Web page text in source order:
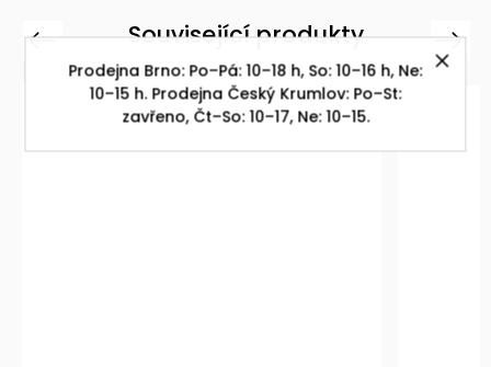
Prodejna Brno: Po–Pá: 10–18 h, So: 10–16 h, Ne:
10–15 h. Prodejna Český Krumlov: Po–St:
zavřeno, Čt–So: 10–17, Ne: 10–15.
Související produkty
Previous Next